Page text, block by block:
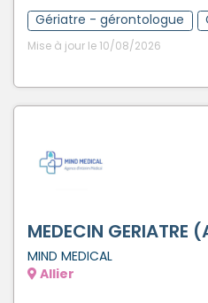
Gériatre - gérontologue
Mise à jour le 10/08/2026
MEDECIN GERIATRE
MIND MEDICAL
Allier